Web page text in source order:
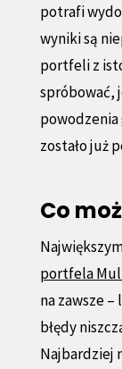
potrafi
wyniki są
portfeli z
spróbować,
powodzenia
zostało już
Co
portfela
na zawsze
błędy
Najbardziej